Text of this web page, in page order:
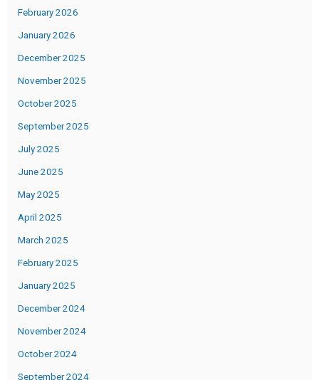
February 2026
January 2026
December 2025
November 2025
October 2025
September 2025
July 2025
June 2025
May 2025
April 2025
March 2025
February 2025
January 2025
December 2024
November 2024
October 2024
September 2024